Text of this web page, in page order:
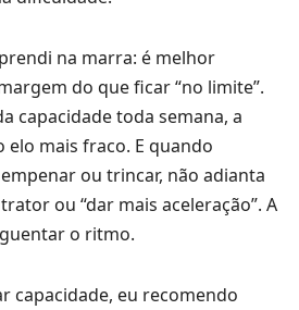
na marra: é melhor
do que ficar “no limite”.
capacidade toda semana, a
elo mais fraco. E quando
ou trincar, não adianta
ou “dar mais aceleração”. A
o ritmo.
capacidade, eu recomendo